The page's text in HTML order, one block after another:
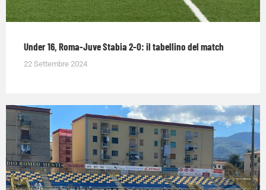
Under 16, Roma-Juve Stabia 2-0: il tabellino del match
22 Settembre 2024